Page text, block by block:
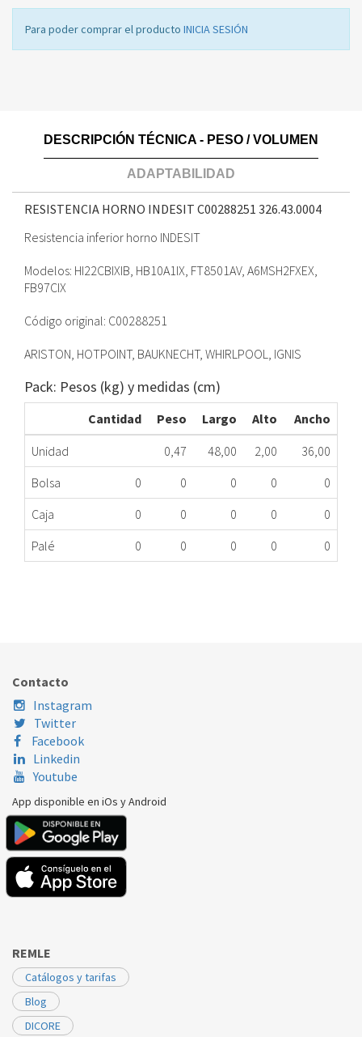
Para poder comprar el producto INICIA SESIÓN
DESCRIPCIÓN TÉCNICA - PESO / VOLUMEN
ADAPTABILIDAD
RESISTENCIA HORNO INDESIT C00288251 326.43.0004
Resistencia inferior horno INDESIT
Modelos: HI22CBIXIB, HB10A1IX, FT8501AV, A6MSH2FXEX,
FB97CIX
Código original: C00288251
ARISTON, HOTPOINT, BAUKNECHT, WHIRLPOOL, IGNIS
Pack: Pesos (kg) y medidas (cm)
Cantidad Peso Largo Alto
Ancho
Unidad
0,47 48,00 2,00
36,00
Bolsa
0 0 0 0
0
Caja
0 0 0 0
0
Palé
0 0 0 0 0
ARISTON
ARISTON
ARISTON
ARISTON
ACMT6332IX1
ARISTON
INDESIT
FB97CIX
INDESIT
FC87IX
INDESIT
INDESIT
FT8501AV
INDESIT
Contacto
Instagram
Twitter
Facebook
Linkedin
Youtube
App disponible en iOs y Android
REMLE
Catálogos y tarifas
Blog
DICORE